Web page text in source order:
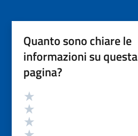
Quanto sono chiare le
informazioni su questa
pagina?
Valutazione